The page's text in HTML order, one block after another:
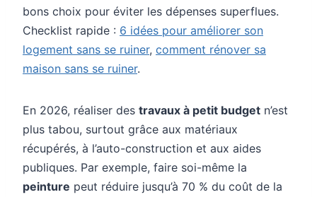
bons choix pour éviter les dépenses superflues.
Checklist rapide : 6 idées pour améliorer son
logement sans se ruiner, comment rénover sa
maison sans se ruiner.
En 2026, réaliser des travaux à petit budget n’est
plus tabou, surtout grâce aux matériaux
récupérés, à l’auto-construction et aux aides
publiques. Par exemple, faire soi-même la
peinture peut réduire jusqu’à 70 % du coût de la